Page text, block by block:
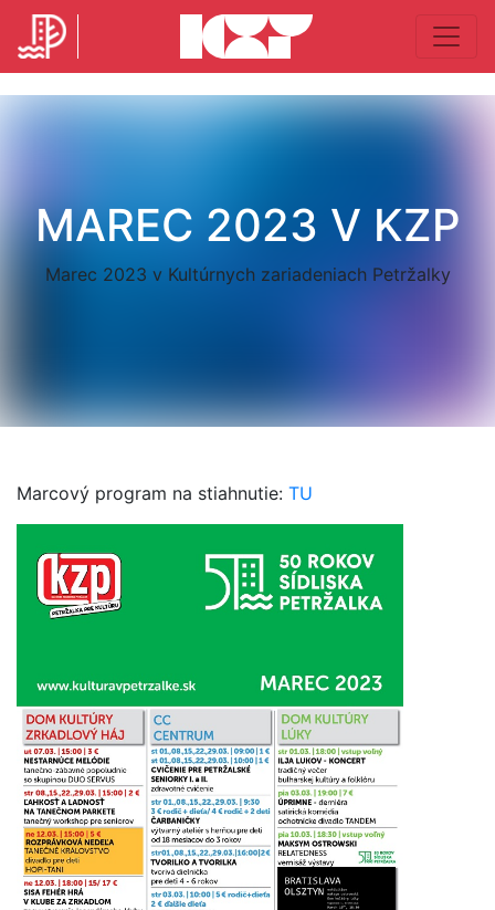
MAREC 2023 V KZP
Marec 2023 v Kultúrnych zariadeniach Petržalky
Marcový program na stiahnutie: TU